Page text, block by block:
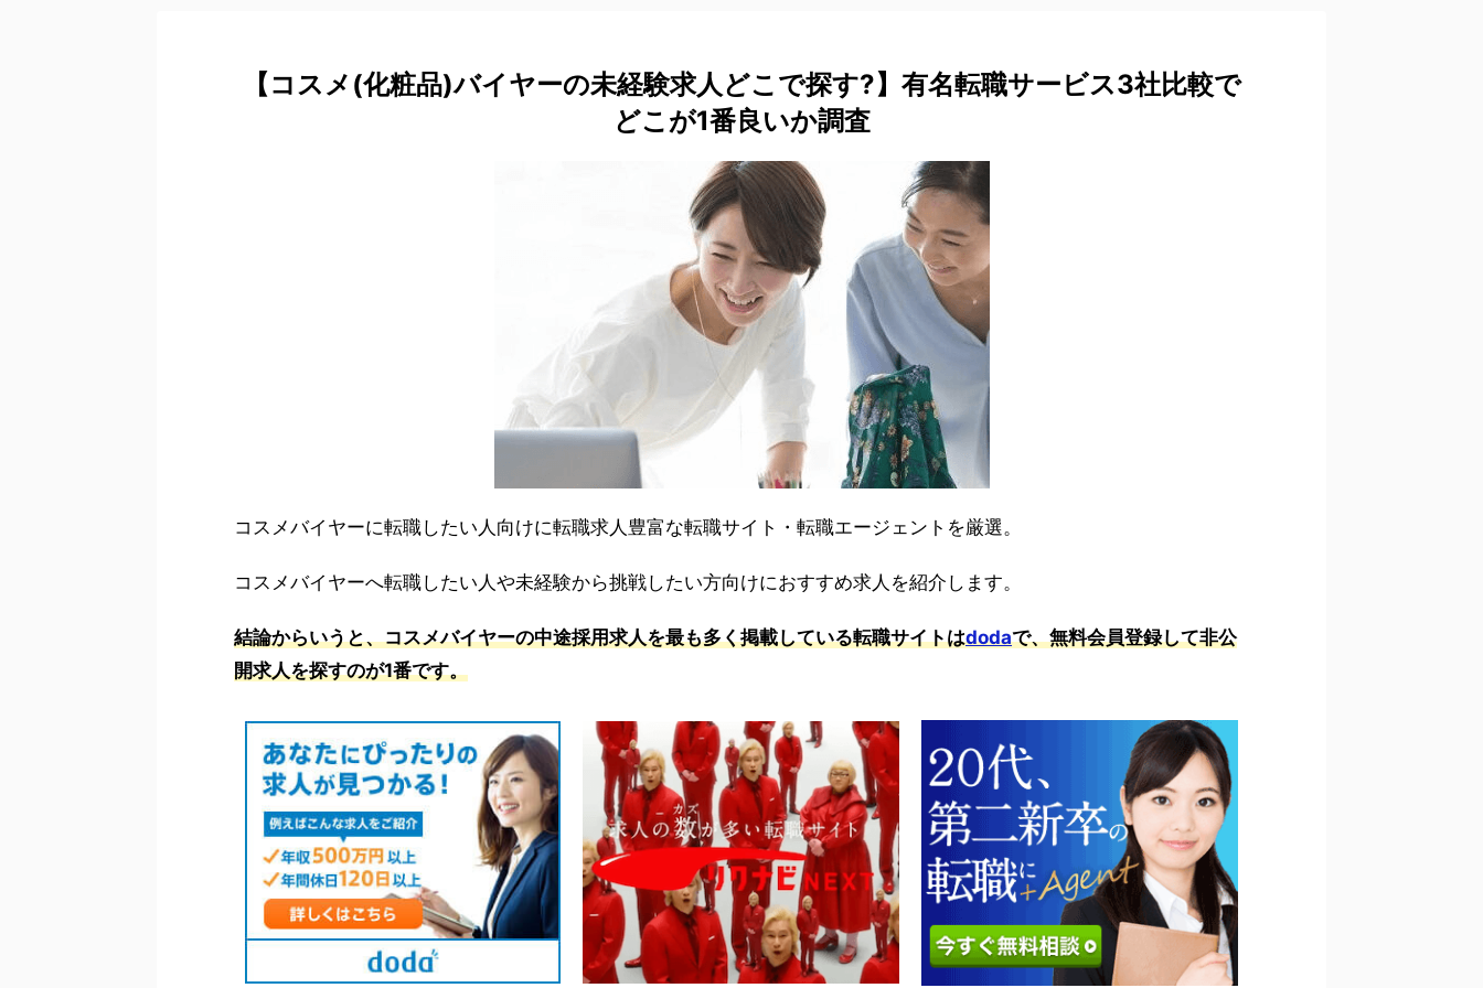
【コスメ(化粧品)バイヤーの未経験求人どこで探す?】有名転職サービス3社比較で
どこが1番良いか調査
コスメバイヤーに転職したい人向けに転職求人豊富な転職サイト・転職エージェントを厳選。
コスメバイヤーへ転職したい人や未経験から挑戦したい方向けにおすすめ求人を紹介します。
結論からいうと、コスメバイヤーの中途採用求人を最も多く掲載している転職サイトはdodaで、無料会員登録して非公
開求人を探すのが1番です。